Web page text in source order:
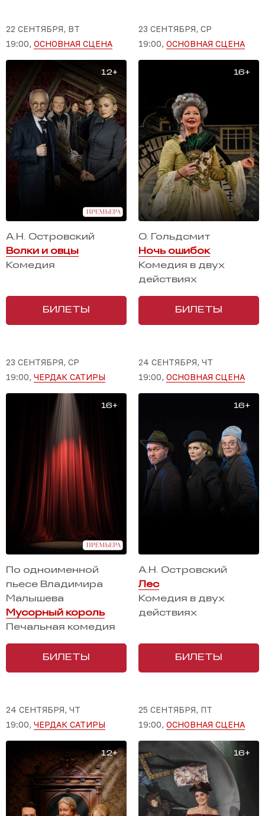
22 СЕНТЯБРЯ, ВТ
19:00, ОСНОВНАЯ СЦЕНА
А.Н. Островский
Волки и овцы
Комедия
БИЛЕТЫ
23 СЕНТЯБРЯ, СР
19:00, ОСНОВНАЯ СЦЕНА
О. Гольдсмит
Ночь ошибок
Комедия в двух
действиях
БИЛЕТЫ
23 СЕНТЯБРЯ, СР
19:00, ЧЕРДАК САТИРЫ
По одноименной
пьесе Владимира
Малышева
Мусорный король
Печальная комедия
БИЛЕТЫ
24 СЕНТЯБРЯ, ЧТ
19:00, ОСНОВНАЯ СЦЕНА
А.Н. Островский
Лес
Комедия в двух
действиях
БИЛЕТЫ
24 СЕНТЯБРЯ, ЧТ
19:00, ЧЕРДАК САТИРЫ
25 СЕНТЯБРЯ, ПТ
19:00, ОСНОВНАЯ СЦЕНА